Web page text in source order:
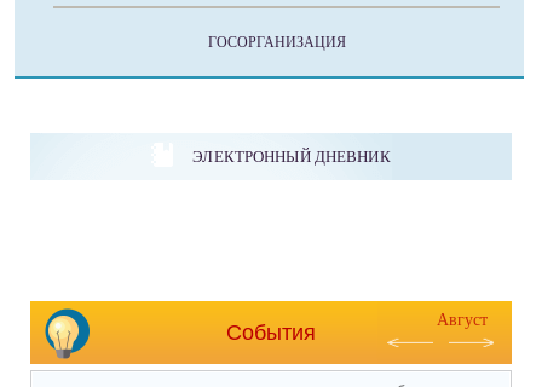
ГОСОРГАНИЗАЦИЯ
ЭЛЕКТРОННЫЙ ДНЕВНИК
События
Август